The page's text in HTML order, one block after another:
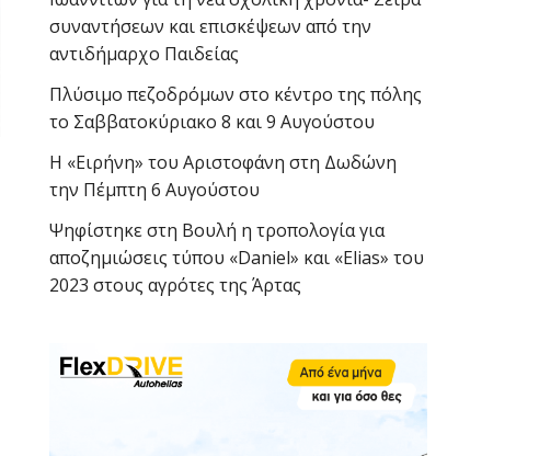
συναντήσεων και επισκέψεων από την
αντιδήμαρχο Παιδείας
Πλύσιμο πεζοδρόμων στο κέντρο της πόλης
το Σαββατοκύριακο 8 και 9 Αυγούστου
Η «Ειρήνη» του Αριστοφάνη στη Δωδώνη
την Πέμπτη 6 Αυγούστου
Ψηφίστηκε στη Βουλή η τροπολογία για
αποζημιώσεις τύπου «Daniel» και «Elias» του
2023 στους αγρότες της Άρτας